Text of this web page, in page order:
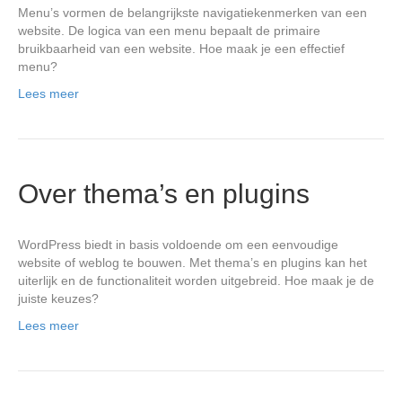
Menu’s vormen de belangrijkste navigatiekenmerken van een
website. De logica van een menu bepaalt de primaire
bruikbaarheid van een website. Hoe maak je een effectief
menu?
Lees meer
Over thema’s en plugins
WordPress biedt in basis voldoende om een eenvoudige
website of weblog te bouwen. Met thema’s en plugins kan het
uiterlijk en de functionaliteit worden uitgebreid. Hoe maak je de
juiste keuzes?
Lees meer